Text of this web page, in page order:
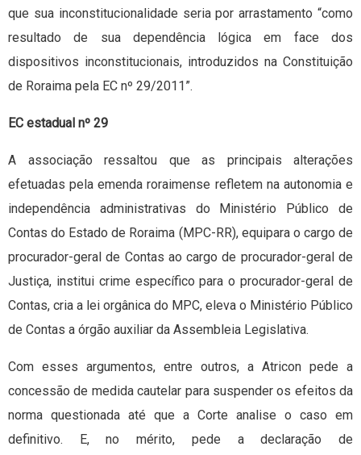
que sua inconstitucionalidade seria por arrastamento “como
resultado de sua dependência lógica em face dos
dispositivos inconstitucionais, introduzidos na Constituição
de Roraima pela EC nº 29/2011”.
EC estadual nº 29
A associação ressaltou que as principais alterações
efetuadas pela emenda roraimense refletem na autonomia e
independência administrativas do Ministério Público de
Contas do Estado de Roraima (MPC-RR), equipara o cargo de
procurador-geral de Contas ao cargo de procurador-geral de
Justiça, institui crime específico para o procurador-geral de
Contas, cria a lei orgânica do MPC, eleva o Ministério Público
de Contas a órgão auxiliar da Assembleia Legislativa.
Com esses argumentos, entre outros, a Atricon pede a
concessão de medida cautelar para suspender os efeitos da
norma questionada até que a Corte analise o caso em
definitivo. E, no mérito, pede a declaração de